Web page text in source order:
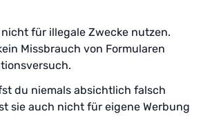
für illegale Zwecke nutzen.
Missbrauch von Formularen
du niemals absichtlich falsch
sie auch nicht für eigene Werbung